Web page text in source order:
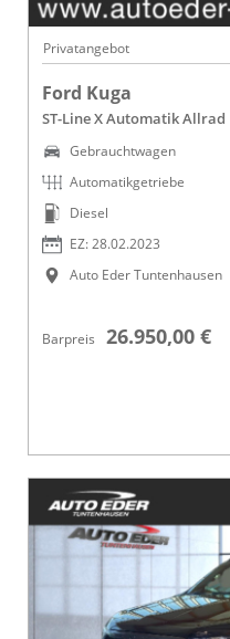
Privatangebot
Ford Kuga
ST-Line X Automatik Allrad
Gebrauchtwagen
Automatikgetriebe
Diesel
EZ: 28.02.2023
Auto Eder Tuntenhausen
Barpreis 26.950,00 €